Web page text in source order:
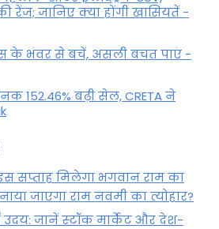
रेंज; जानिए क्या होंगी खासियतें -
के भंवर से बचें, असली बचत पाएं -
152.46% बढ़ी सेल, CRETA ने
सप्ताह मिलेगा भगवान राम का
जाएगा राम नवमी का त्योहार?
जानें स्‍टॉक मार्केट और देश-